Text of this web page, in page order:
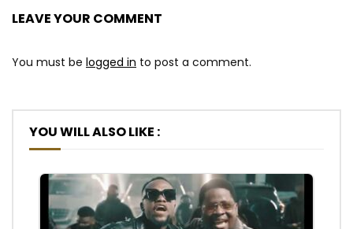
LEAVE YOUR COMMENT
You must be logged in to post a comment.
YOU WILL ALSO LIKE :